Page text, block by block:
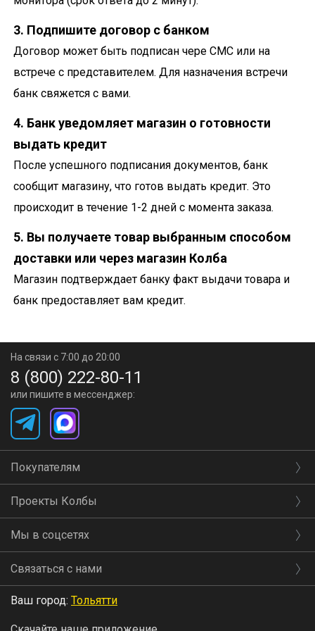
3. Подпишите договор с банком
Договор может быть подписан чере СМС или на
встрече с представителем. Для назначения встречи
банк свяжется с вами.
4. Банк уведомляет магазин о готовности
выдать кредит
После успешного подписания документов, банк
сообщит магазину, что готов выдать кредит. Это
происходит в течение 1-2 дней с момента заказа.
5. Вы получаете товар выбранным способом
доставки или через магазин Колба
Магазин подтверждает банку факт выдачи товара и
банк предоставляет вам кредит.
На связи с 7:00 до 20:00
8 (800) 222-80-11
или пишите в мессенджер:
Покупателям
Проекты Колбы
Мы в соцсетях
Связаться с нами
Ваш город: Тольятти